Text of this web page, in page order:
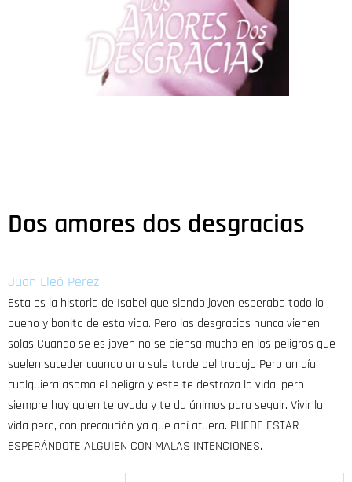
Dos amores dos desgracias
Juan Lleó Pérez
Esta es la historia de Isabel que siendo joven esperaba todo lo
bueno y bonito de esta vida. Pero las desgracias nunca vienen
solas Cuando se es joven no se piensa mucho en los peligros que
suelen suceder cuando una sale tarde del trabajo Pero un día
cualquiera asoma el peligro y este te destroza la vida, pero
siempre hay quien te ayuda y te da ánimos para seguir. Vivir la
vida pero, con precaución ya que ahí afuera. PUEDE ESTAR
ESPERÁNDOTE ALGUIEN CON MALAS INTENCIONES.